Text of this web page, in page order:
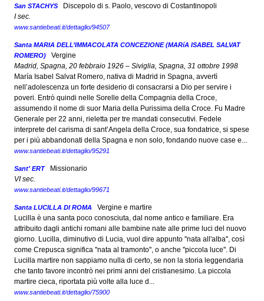
San STACHYS Discepolo di s. Paolo, vescovo di Costantinopoli
I sec.
www.santiebeati.it/dettaglio/94507
Santa MARIA DELL’IMMACOLATA CONCEZIONE (MARíA ISABEL SALVAT
ROMERO)
Vergine
Madrid, Spagna, 20 febbraio 1926 – Siviglia, Spagna, 31 ottobre 1998
María Isabel Salvat Romero, nativa di Madrid in Spagna, avvertì
nell’adolescenza un forte desiderio di consacrarsi a Dio per servire i
poveri. Entrò quindi nelle Sorelle della Compagnia della Croce,
assumendo il nome di suor Maria della Purissima della Croce. Fu Madre
Generale per 22 anni, rieletta per tre mandati consecutivi. Fedele
interprete del carisma di sant’Angela della Croce, sua fondatrice, si spese
per i più abbandonati della Spagna e non solo, fondando nuove case e...
www.santiebeati.it/dettaglio/95291
Sant' ERTMissionario
VI sec.
www.santiebeati.it/dettaglio/99671
Santa LUCILLA DI ROMA
Vergine e martire
Lucilla è una santa poco conosciuta, dal nome antico e familiare. Era
attribuito dagli antichi romani alle bambine nate alle prime luci del nuovo
giorno. Lucilla, diminutivo di Lucia, vuol dire appunto ''nata all'alba'', così
come Crepusca significa ''nata al tramonto'', o anche ''piccola luce''. Di
Lucilla martire non sappiamo nulla di certo, se non la storia leggendaria
che tanto favore incontrò nei primi anni del cristianesimo. La piccola
martire cieca, riportata più volte alla luce d...
www.santiebeati.it/dettaglio/75900